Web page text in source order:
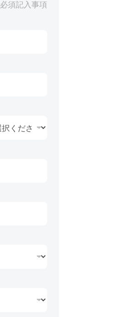
必須記入事項